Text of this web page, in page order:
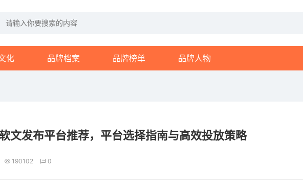
化 品牌档案 品牌榜单 品牌人物
文发布平台推荐，平台选择指南与高效投放策略
190102 0